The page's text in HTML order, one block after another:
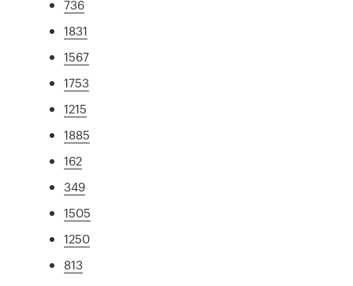
736
1831
1567
1753
1215
1885
162
349
1505
1250
813